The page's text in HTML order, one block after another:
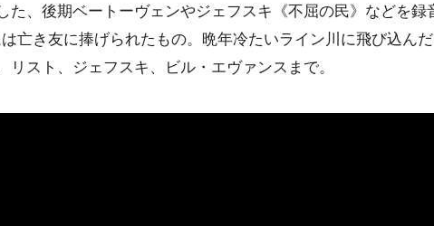
た、後期ベートーヴェンやジェフスキ《不屈の民》などを録
亡き友に捧げられたもの。晩年冷たいライン川に飛び込ん
スト、ジェフスキ、ビル・エヴァンスまで。